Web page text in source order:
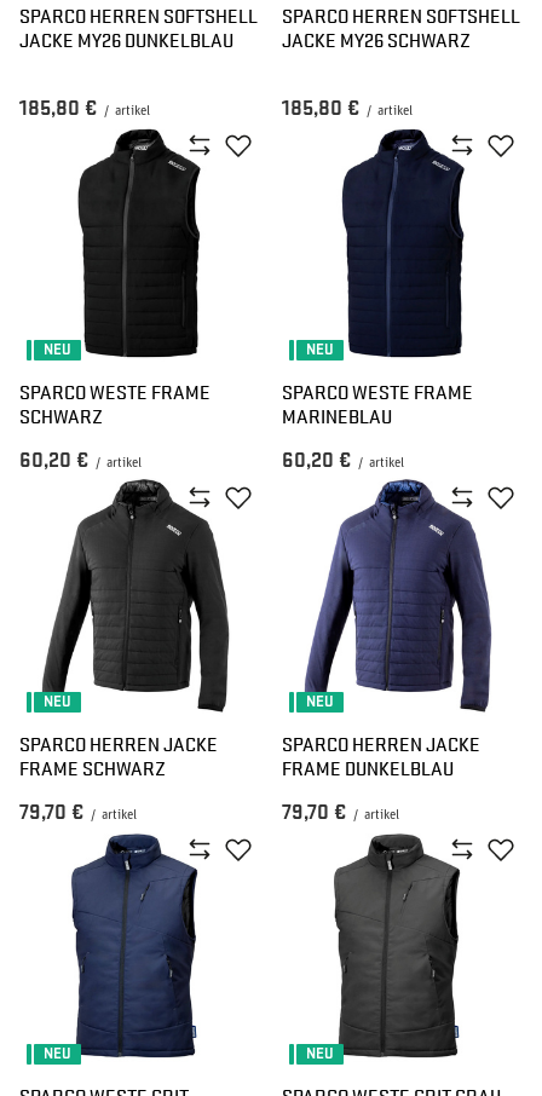
SPARCO HERREN SOFTSHELL
JACKE MY26 DUNKELBLAU
185,80 € / artikel
SPARCO HERREN SOFTSHELL
JACKE MY26 SCHWARZ
185,80 € / artikel
NEU
SPARCO WESTE FRAME
SCHWARZ
60,20 € / artikel
NEU
SPARCO WESTE FRAME
MARINEBLAU
60,20 € / artikel
NEU
SPARCO HERREN JACKE
FRAME SCHWARZ
79,70 € / artikel
NEU
SPARCO HERREN JACKE
FRAME DUNKELBLAU
79,70 € / artikel
NEU NEU